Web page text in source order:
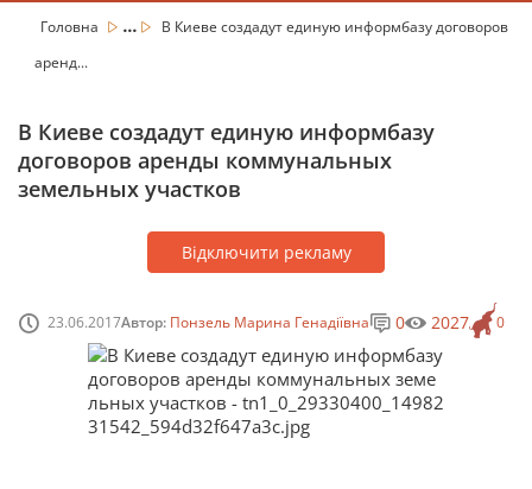
Головна ...
В Киеве создадут единую информбазу договоров
аренд...
В Киеве создадут единую информбазу
договоров аренды коммунальных
земельных участков
Відключити рекламу
23.06.2017Автор: Понзель Марина Генадіївна 0
0 2027